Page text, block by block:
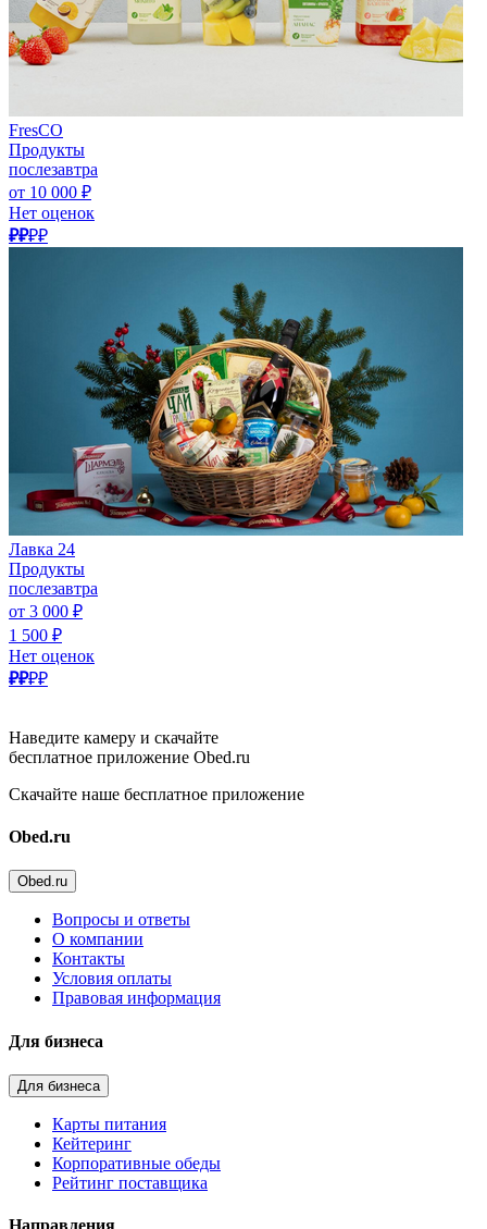
FresCO
Продукты
послезавтра
от 10 000 ₽
Нет оценок
₽₽₽₽
Лавка 24
Продукты
послезавтра
от 3 000 ₽
1 500 ₽
Нет оценок
₽₽₽₽
Наведите камеру и скачайте
бесплатное приложение Obed.ru
Скачайте наше бесплатное приложение
Obed.ru
Obed.ru
Вопросы и ответы
О компании
Контакты
Условия оплаты
Правовая информация
Для бизнеса
Для бизнеса
Карты питания
Кейтеринг
Корпоративные обеды
Рейтинг поставщика